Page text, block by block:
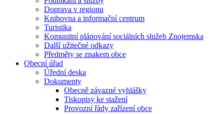
Doprava v regionu
Knihovna a informační centrum
Turistika
Komunitní plánování sociálních služeb Znojemska
Další užitečné odkazy
Předměty se znakem obce
Obecní úřad
Úřední deska
Dokumenty
Obecně závazné vyhlášky
Tiskopisy ke stažení
Provozní řády zařízení obce